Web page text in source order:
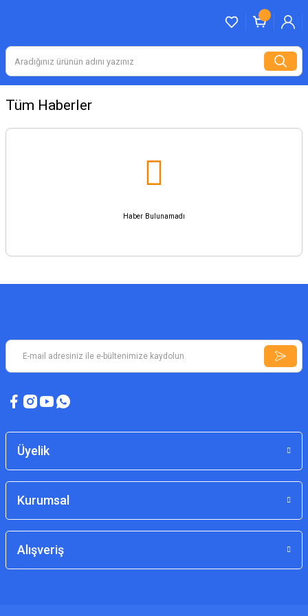
Tüm Haberler
Haber Bulunamadı
Üyelik
Kurumsal
Alışveriş